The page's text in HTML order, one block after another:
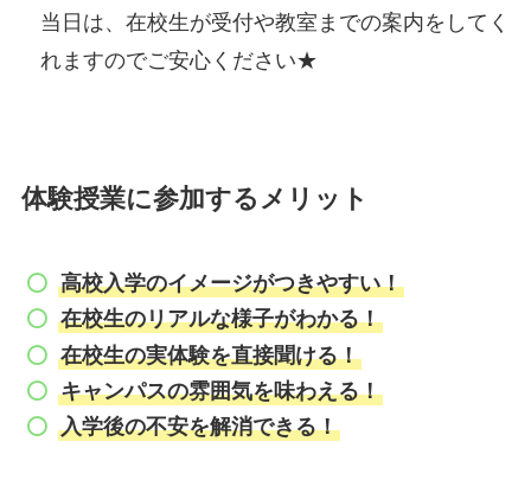
当日は、在校生が受付や教室までの案内をしてく
れますのでご安心ください★
体験授業に参加するメリット
高校入学のイメージがつきやすい！
在校生のリアルな様子がわかる！
在校生の実体験を直接聞ける！
キャンパスの雰囲気を味わえる！
入学後の不安を解消できる！